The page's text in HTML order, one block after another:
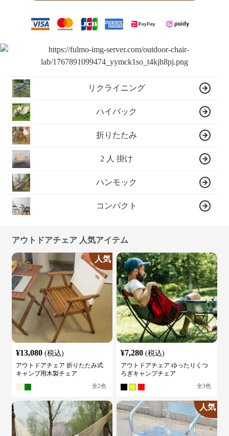
リクライニング
ハイバック
折りたたみ
2 人 掛け
ハンモック
コンパクト
アウトドアチェア 人気アイテム
人気
¥13,080 (税込)
アウトドアチェア 折りたたみ式
キャンプ用木製チェア
全2色
¥7,280 (税込)
アウトドアチェア ゆったりくつ
ろぎキャンプチェア
全3色
人気